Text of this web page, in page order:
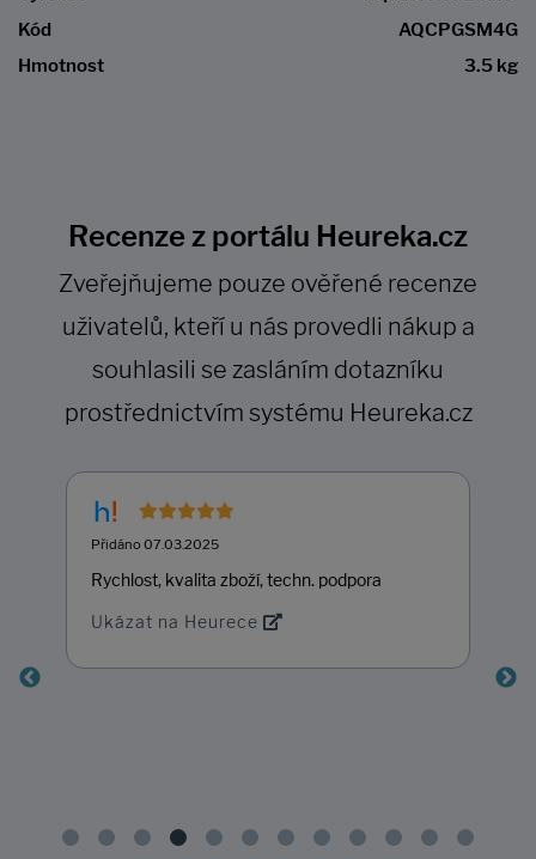
Kód
AQCPGSM4G
Hmotnost
3.5 kg
Recenze z portálu Heureka.cz
Zveřejňujeme pouze ověřené recenze
uživatelů, kteří u nás provedli nákup a
souhlasili se zasláním dotazníku
prostřednictvím systému Heureka.cz
Přidáno 07.03.2025
Rychlost, kvalita zboží, techn. podpora
Ukázat na Heurece